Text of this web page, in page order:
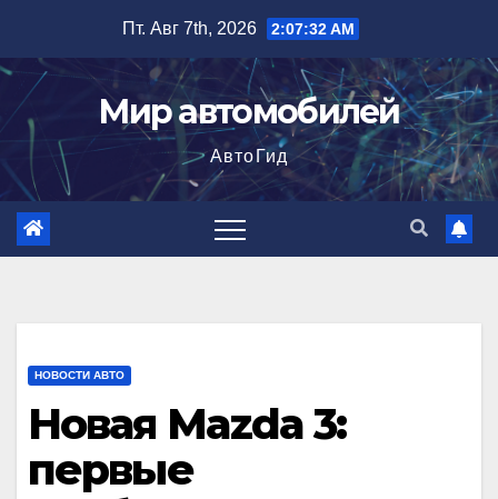
содержимому
Пт. Авг 7th, 2026 2:07:33 AM
Мир автомобилей
АвтоГид
НОВОСТИ АВТО
Новая Mazda 3:
первые